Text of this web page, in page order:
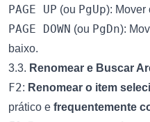
PAGE UP (ou PgUp): Mover
PAGE DOWN (ou PgDn):
baixo.
3.3. Renomear e Buscar
F2: Renomear o item
prático e frequentemente